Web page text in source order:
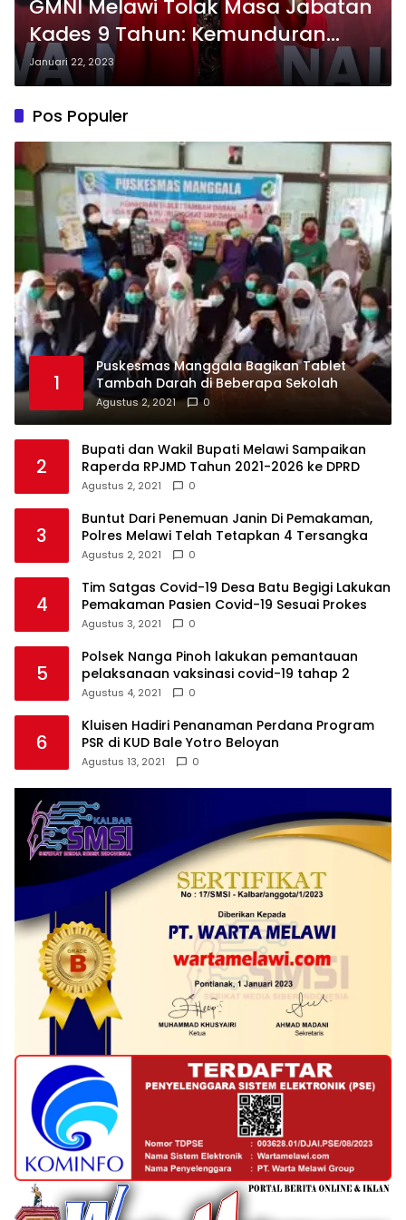
GMNI Melawi Tolak Masa Jabatan
Kades 9 Tahun: Kemunduran
Demokrasi
Januari 22, 2023
Pos Populer
1
Puskesmas Manggala Bagikan Tablet
Tambah Darah di Beberapa Sekolah
Agustus 2, 2021 0
2
Bupati dan Wakil Bupati Melawi Sampaikan
Raperda RPJMD Tahun 2021-2026 ke DPRD
Agustus 2, 2021 0
3
Buntut Dari Penemuan Janin Di Pemakaman,
Polres Melawi Telah Tetapkan 4 Tersangka
Agustus 2, 2021 0
4
Tim Satgas Covid-19 Desa Batu Begigi Lakukan
Pemakaman Pasien Covid-19 Sesuai Prokes
Agustus 3, 2021 0
5
Polsek Nanga Pinoh lakukan pemantauan
pelaksanaan vaksinasi covid-19 tahap 2
Agustus 4, 2021 0
6
Kluisen Hadiri Penanaman Perdana Program
PSR di KUD Bale Yotro Beloyan
Agustus 13, 2021 0